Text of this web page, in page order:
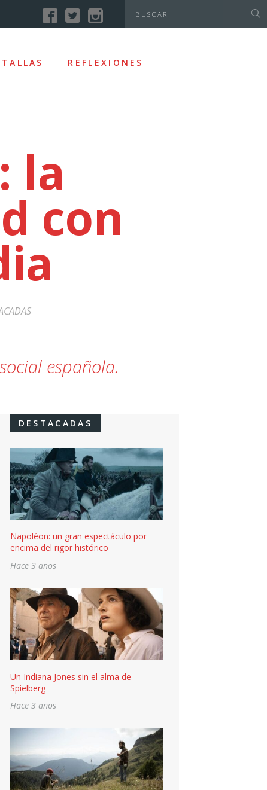
REFLEXIONES
la
con
española.
DESTACADAS
Napoléon: un gran espectáculo por
encima del rigor histórico
Hace 3 años
Un Indiana Jones sin el alma de
Spielberg
Hace 3 años